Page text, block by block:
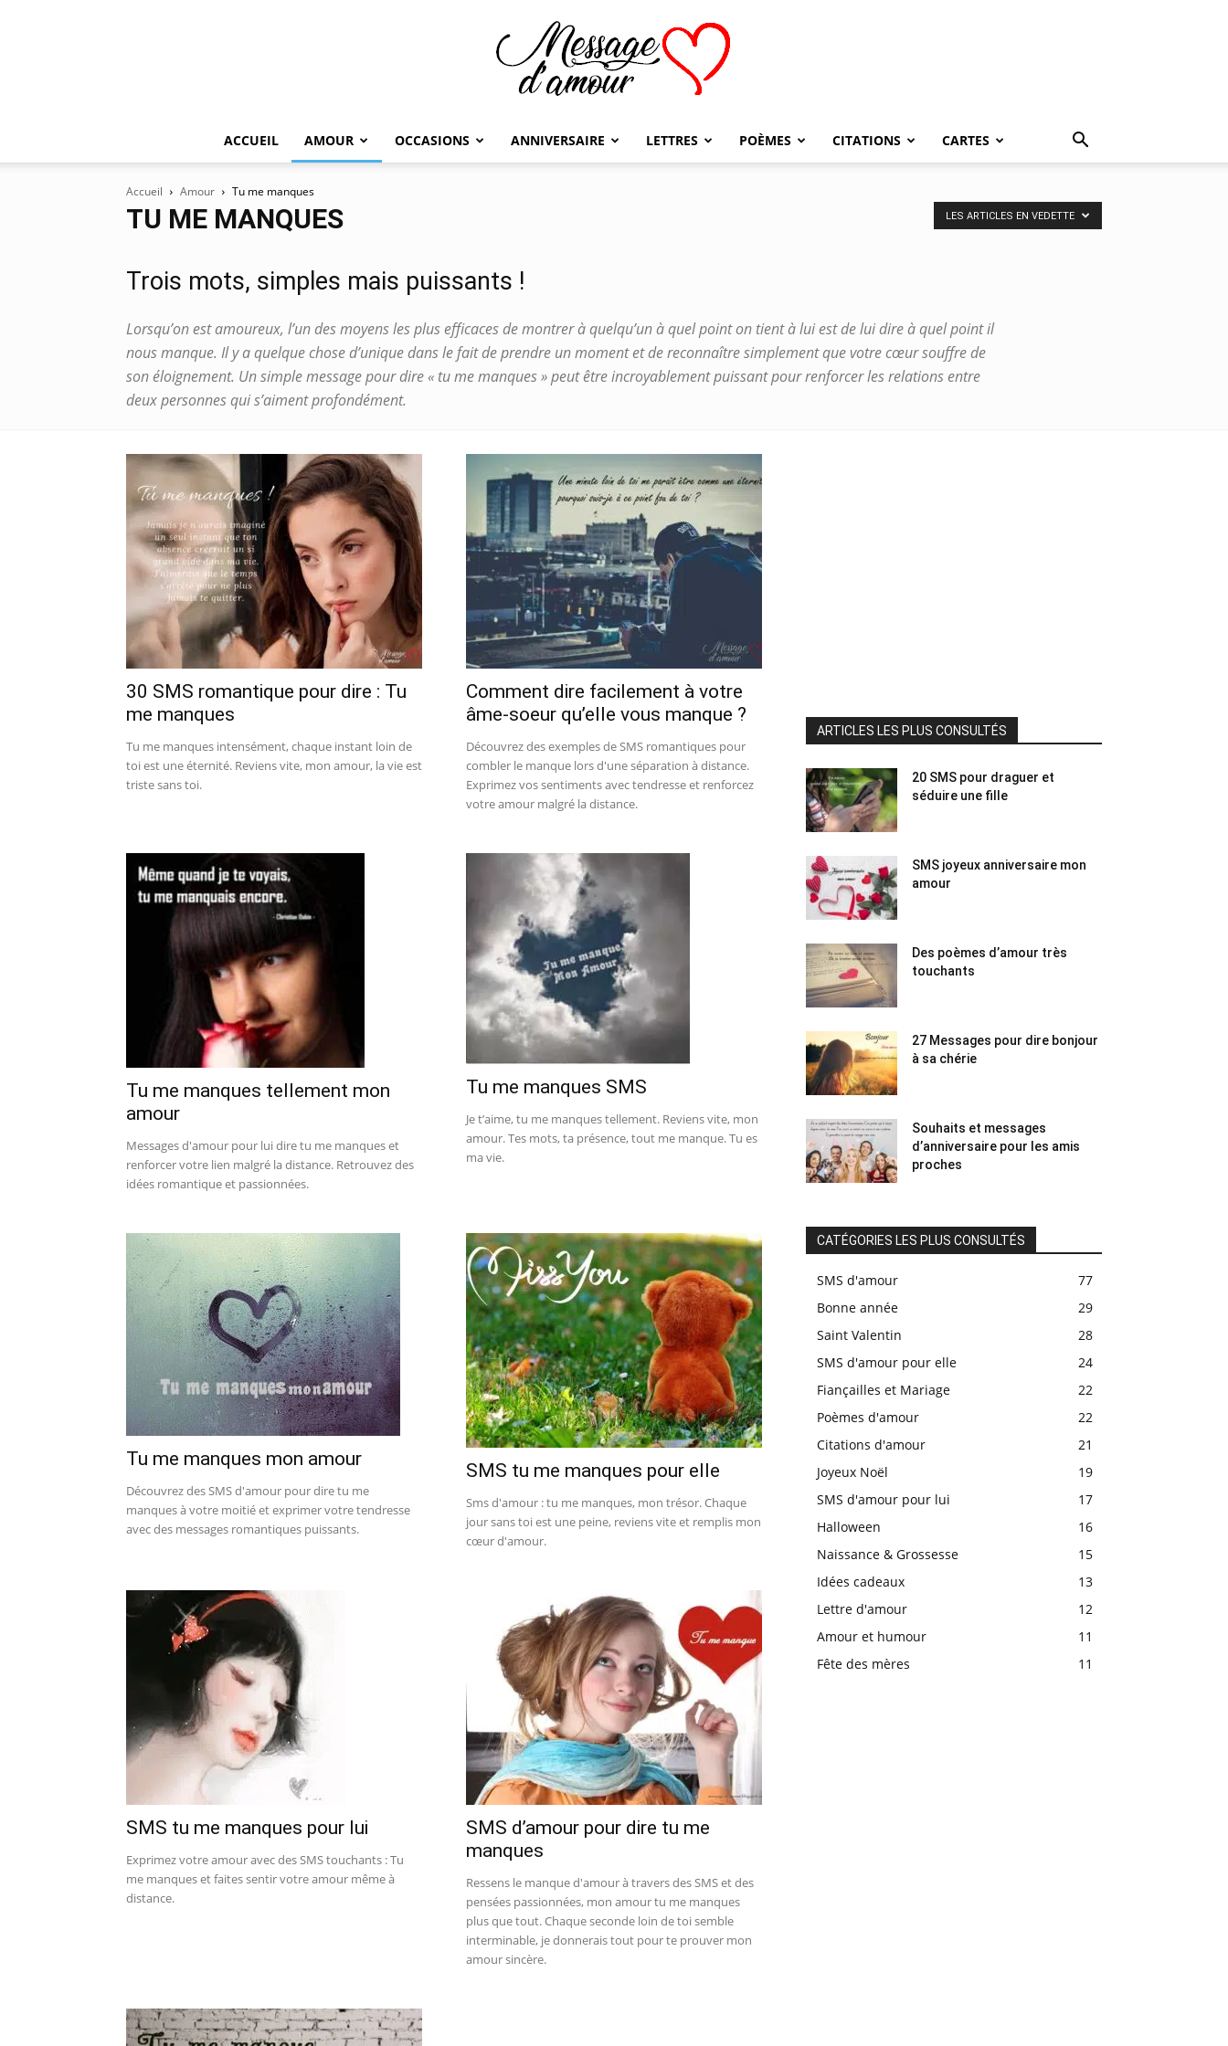
Message
ACCUEIL AMOUR OCCASIONS ANNIVERSAIRE LETTRES POÈMES CITATIONS CARTES
Accueil Amour Tu me manques
TU ME MANQUES
Trois mots, simples mais puissants !
Lorsqu’on est amoureux, l’un des moyens les plus efficaces de montrer à quelqu’un à quel point on tient à lui est de lui dire à quel point il
nous manque. Il y a quelque chose d’unique dans le fait de prendre un moment et de reconnaître simplement que votre cœur souffre de
son éloignement. Un simple message pour dire « tu me manques » peut être incroyablement puissant pour renforcer les relations entre
deux personnes qui s’aiment profondément.
LES ARTICLES EN VEDETTE
30 SMS romantique pour dire : Tu
me manques
Tu me manques intensément, chaque instant loin de
toi est une éternité. Reviens vite, mon amour, la vie est
triste sans toi.
Comment dire facilement à votre
âme-soeur qu’elle vous manque ?
Découvrez des exemples de SMS romantiques pour
combler le manque lors d'une séparation à distance.
Exprimez vos sentiments avec tendresse et renforcez
votre amour malgré la distance.
Tu me manques tellement mon
amour
Messages d'amour pour lui dire tu me manques et
renforcer votre lien malgré la distance. Retrouvez des
idées romantique et passionnées.
Tu me manques SMS
Je t’aime, tu me manques tellement. Reviens vite, mon
amour. Tes mots, ta présence, tout me manque. Tu es
ma vie.
Tu me manques mon amour
Découvrez des SMS d'amour pour dire tu me
manques à votre moitié et exprimer votre tendresse
avec des messages romantiques puissants.
SMS tu me manques pour elle
Sms d'amour : tu me manques, mon trésor. Chaque
jour sans toi est une peine, reviens vite et remplis mon
cœur d'amour.
SMS tu me manques pour lui
Exprimez votre amour avec des SMS touchants : Tu
me manques et faites sentir votre amour même à
distance.
SMS d’amour pour dire tu me
manques
Ressens le manque d'amour à travers des SMS et des
pensées passionnées, mon amour tu me manques
plus que tout. Chaque seconde loin de toi semble
interminable, je donnerais tout pour te prouver mon
amour sincère.
ARTICLES LES PLUS CONSULTÉS
20 SMS pour draguer et
séduire une fille
SMS joyeux anniversaire mon
amour
Des poèmes d’amour très
touchants
27 Messages pour dire bonjour
à sa chérie
Souhaits et messages
d’anniversaire pour les amis
proches
CATÉGORIES LES PLUS CONSULTÉS
SMS d'amour
77
Bonne année
29
Saint Valentin
28
SMS d'amour pour elle
24
Fiançailles et Mariage
22
Poèmes d'amour
22
Citations d'amour
21
Joyeux Noël
19
SMS d'amour pour lui
17
Halloween
16
Naissance & Grossesse
15
Idées cadeaux
13
Lettre d'amour
12
Amour et humour
11
Fête des mères
11